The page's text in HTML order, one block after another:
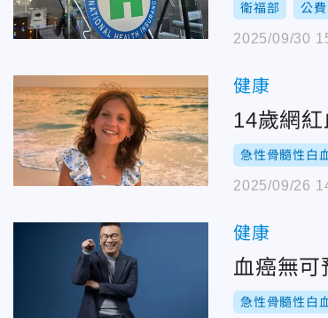
衛福部 公
2025/09/30
健康
14歲網
急性骨髓性白
2025/09/26
健康
血癌無
急性骨髓性白